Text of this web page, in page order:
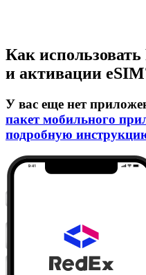
Как
и активации
У вас еще нет
пакет мобильного
подробную